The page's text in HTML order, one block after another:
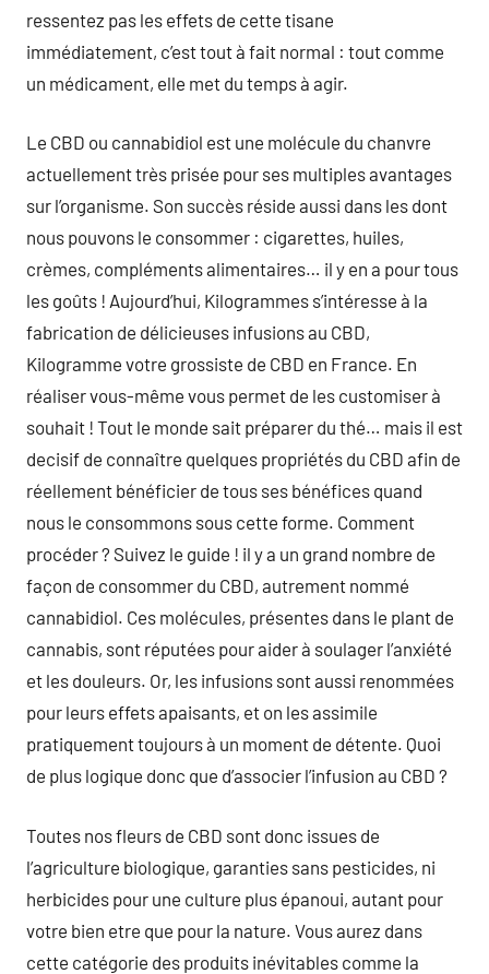
ressentez pas les effets de cette tisane
immédiatement, c’est tout à fait normal : tout comme
un médicament, elle met du temps à agir.
Le CBD ou cannabidiol est une molécule du chanvre
actuellement très prisée pour ses multiples avantages
sur l’organisme. Son succès réside aussi dans les dont
nous pouvons le consommer : cigarettes, huiles,
crèmes, compléments alimentaires… il y en a pour tous
les goûts ! Aujourd’hui, Kilogrammes s’intéresse à la
fabrication de délicieuses infusions au CBD,
Kilogramme votre grossiste de CBD en France. En
réaliser vous-même vous permet de les customiser à
souhait ! Tout le monde sait préparer du thé… mais il est
decisif de connaître quelques propriétés du CBD afin de
réellement bénéficier de tous ses bénéfices quand
nous le consommons sous cette forme. Comment
procéder ? Suivez le guide ! il y a un grand nombre de
façon de consommer du CBD, autrement nommé
cannabidiol. Ces molécules, présentes dans le plant de
cannabis, sont réputées pour aider à soulager l’anxiété
et les douleurs. Or, les infusions sont aussi renommées
pour leurs effets apaisants, et on les assimile
pratiquement toujours à un moment de détente. Quoi
de plus logique donc que d’associer l’infusion au CBD ?
Toutes nos fleurs de CBD sont donc issues de
l’agriculture biologique, garanties sans pesticides, ni
herbicides pour une culture plus épanoui, autant pour
votre bien etre que pour la nature. Vous aurez dans
cette catégorie des produits inévitables comme la